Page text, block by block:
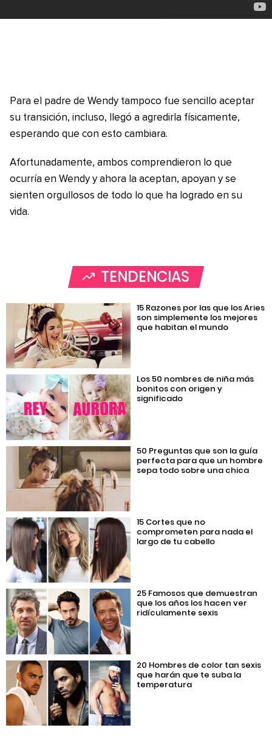
Para el padre de Wendy tampoco fue sencillo aceptar
su transición, incluso, llegó a agredirla físicamente,
esperando que con esto cambiara.
Afortunadamente, ambos comprendieron lo que
ocurría en Wendy y ahora la aceptan, apoyan y se
sienten orgullosos de todo lo que ha logrado en su
vida.
TENDENCIAS
15 Razones por las que los Aries
son simplemente los mejores
que habitan el mundo
Los 50 nombres de niña más
bonitos con origen y
significado
50 Preguntas que son la guía
perfecta para que un hombre
sepa todo sobre una chica
15 Cortes que no
comprometen para nada el
largo de tu cabello
25 Famosos que demuestran
que los años los hacen ver
ridículamente sexis
20 Hombres de color tan sexis
que harán que te suba la
temperatura